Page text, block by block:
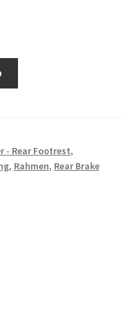
- Rear Footrest,
, Rahmen, Rear Brake